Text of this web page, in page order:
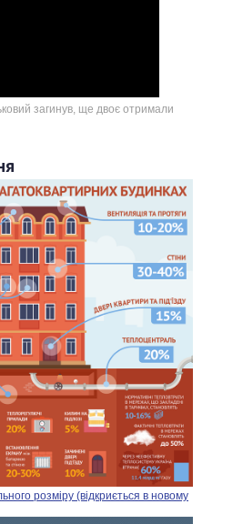
загинув, ще двоє отримали
розміру (відкриється в новому